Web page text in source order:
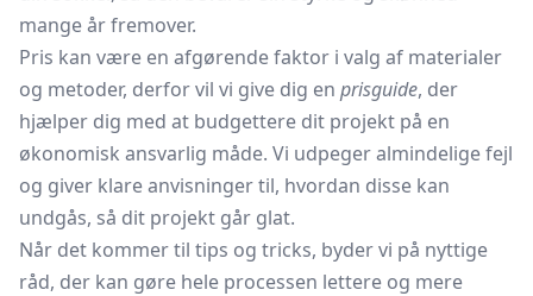
mange år fremover.
Pris kan være en afgørende faktor i valg af materialer
og metoder, derfor vil vi give dig en prisguide, der
hjælper dig med at budgettere dit projekt på en
økonomisk ansvarlig måde. Vi udpeger almindelige fejl
og giver klare anvisninger til, hvordan disse kan
undgås, så dit projekt går glat.
Når det kommer til tips og tricks, byder vi på nyttige
råd, der kan gøre hele processen lettere og mere